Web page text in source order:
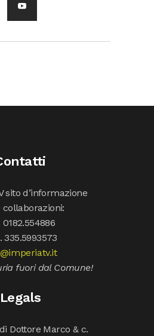
sito d’informazione
collaborazioni:
0182.554886
335.5993573
fuori dal Comune!
Legals
Dottore Marco & c.